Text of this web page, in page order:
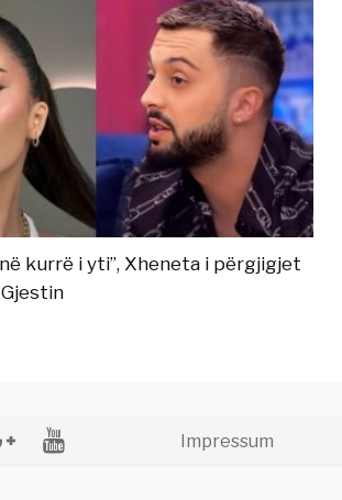
kurrë i yti”, Xheneta i përgjigjet
Impressum